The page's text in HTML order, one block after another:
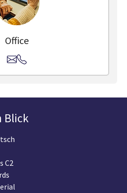
Office
Blick
C2